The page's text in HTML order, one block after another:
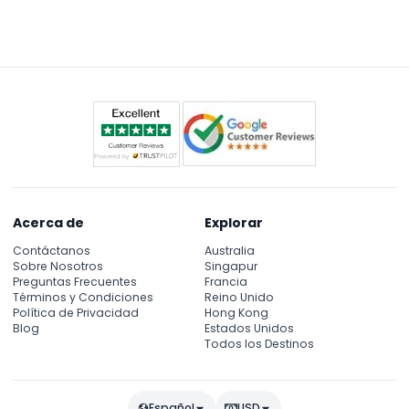
Acerca de
Contáctanos
Sobre Nosotros
Preguntas Frecuentes
Términos y Condiciones
Política de Privacidad
Blog
Explorar
Australia
Singapur
Francia
Reino Unido
Hong Kong
Estados Unidos
Todos los Destinos